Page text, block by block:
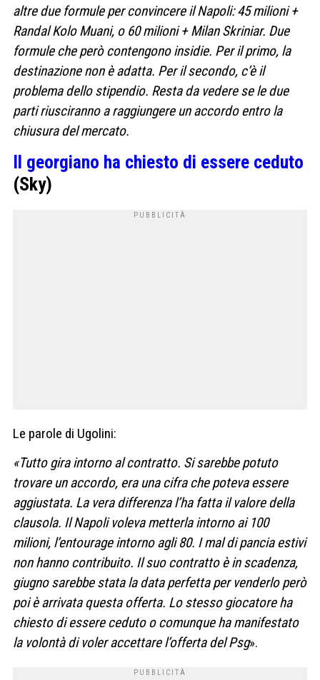
altre due formule per convincere il Napoli: 45 milioni +
Randal Kolo Muani, o 60 milioni + Milan Skriniar. Due
formule che però contengono insidie. Per il primo, la
destinazione non è adatta. Per il secondo, c’è il
problema dello stipendio. Resta da vedere se le due
parti riusciranno a raggiungere un accordo entro la
chiusura del mercato.
Il georgiano ha chiesto di essere ceduto
(Sky)
Le parole di Ugolini:
«Tutto gira intorno al contratto. Si sarebbe potuto
trovare un accordo, era una cifra che poteva essere
aggiustata. La vera differenza l’ha fatta il valore della
clausola. Il Napoli voleva metterla intorno ai 100
milioni, l’entourage intorno agli 80. I mal di pancia estivi
non hanno contribuito. Il suo contratto è in scadenza,
giugno sarebbe stata la data perfetta per venderlo però
poi è arrivata questa offerta. Lo stesso giocatore ha
chiesto di essere ceduto o comunque ha manifestato
la volontà di voler accettare l’offerta del Psg».